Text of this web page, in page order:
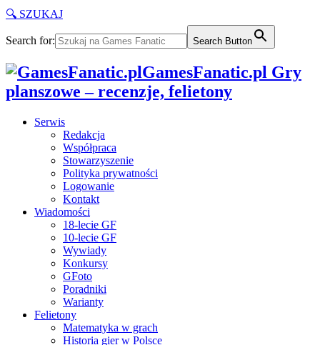
🔍 SZUKAJ
Search for: Search Button
GamesFanatic.pl Gry
planszowe – recenzje, felietony
Serwis
Redakcja
Współpraca
Stowarzyszenie
Polityka prywatności
Logowanie
Kontakt
Wiadomości
18-lecie GF
10-lecie GF
Wywiady
Konkursy
GFoto
Poradniki
Warianty
Felietony
Matematyka w grach
Historia gier w Polsce